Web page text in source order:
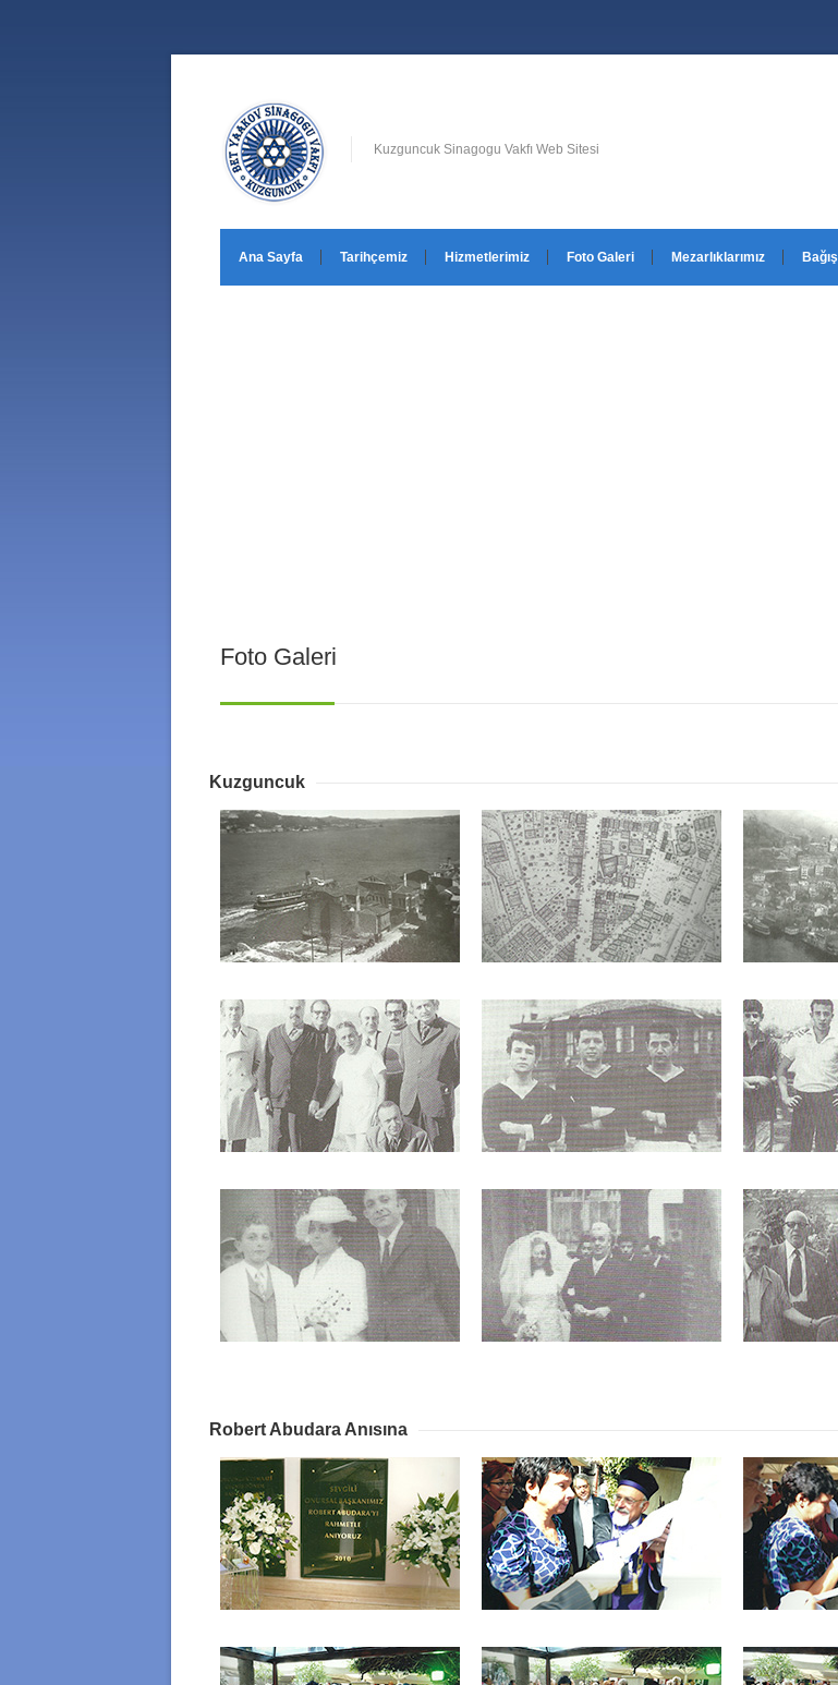
Kuzguncuk Sinagogu Vakfı Web Sitesi
Ana Sayfa Tarihçemiz Hizmetlerimiz Foto Galeri Mezarlıklarımız Bağış
Foto Galeri
Kuzguncuk
Robert Abudara Anısına